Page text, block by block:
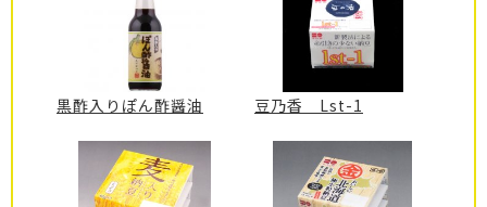
黒酢入りぽん酢醤油 豆乃香 Lst-1